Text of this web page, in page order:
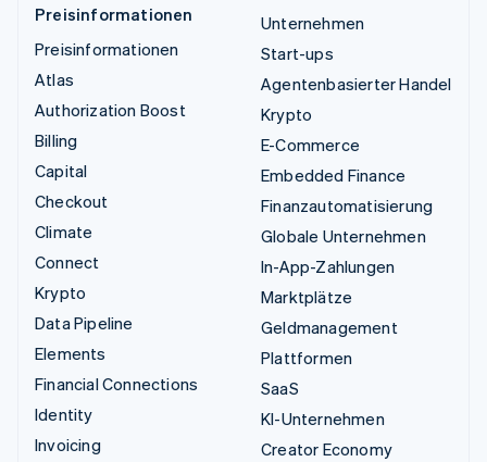
Preisinformationen
Preisinformationen
Atlas
Authorization Boost
Billing
Capital
Checkout
Climate
Connect
Krypto
Data Pipeline
Elements
Financial Connections
Identity
Invoicing
Unternehmen
Start-ups
Agentenbasierter Handel
Krypto
E-Commerce
Embedded Finance
Finanzautomatisierung
Globale Unternehmen
In-App-Zahlungen
Marktplätze
Geldmanagement
Plattformen
SaaS
KI-Unternehmen
Creator Economy